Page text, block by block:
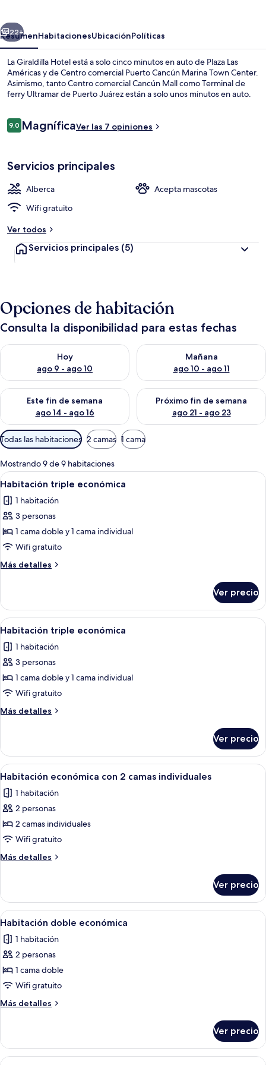
Siguiente
22+
ResumenHabitacionesUbicaciónPolíticas
La Giraldilla Hotel está a solo cinco minutos en auto de Plaza Las
Américas y de Centro comercial Puerto Cancún Marina Town Center.
Asimismo, tanto Centro comercial Cancún Mall como Terminal de
ferry Ultramar de Puerto Juárez están a solo unos minutos en auto.
Opiniones
9.09.0 de 10,
MagníficaVer las 7 opiniones
Servicios principales
Alberca
Acepta mascotas
Wifi gratuito
Ver todos
Servicios principales (5)
Opciones de habitación
Consulta la disponibilidad para estas fechas
Hoy
ago 9 - ago 10
Consulta la disponibilidad para hoy ago 9 - ago 10
Mañana
ago 10 - ago 11
Consulta la disponibilidad
Este fin de semana
ago 14 - ago 16
Consulta la disponibilidad para este fin de semana ago 14 -
Próximo fin de semana
ago 21 - ago 23
Consulta la disponibilidad
Filtros
disponibles
para
las
habitaciones
Todas las habitaciones 2 camas 1 cama
Mostrando 9 de 9 habitaciones
Abrir
todas
las
fotos
de
Habitación
triple
económica
5
Habitación triple económica
1 habitación
3 personas
1 cama doble y 1 cama individual
Wifi gratuito
Más detalles
Más
triple
económica
Ver precio
Abrir
todas
las
fotos
de
Habitación
triple
económica
1
Habitación triple económica
1 habitación
3 personas
1 cama doble y 1 cama individual
Wifi gratuito
Más detalles
Más
triple
económica
Ver precio
Abrir
todas
las
fotos
de
Habitación
económica
con
camas
individuales
2
Habitación económica con 2 camas individuales
1 habitación
2 personas
2 camas individuales
Wifi gratuito
Más detalles
Más
económica
con
2
individuales
Ver precio
Abrir
todas
las
fotos
de
Habitación
doble
económica
2
Habitación doble económica
1 habitación
2 personas
1 cama doble
Wifi gratuito
Más detalles
Más
doble
económica
Ver precio